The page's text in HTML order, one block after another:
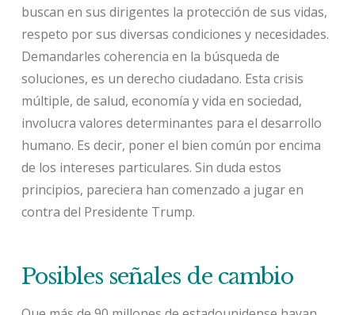
buscan en sus dirigentes la protección de sus vidas,
respeto por sus diversas condiciones y necesidades.
Demandarles coherencia en la búsqueda de
soluciones, es un derecho ciudadano. Esta crisis
múltiple, de salud, economía y vida en sociedad,
involucra valores determinantes para el desarrollo
humano. Es decir, poner el bien común por encima
de los intereses particulares. Sin duda estos
principios, pareciera han comenzado a jugar en
contra del Presidente Trump.
Posibles señales de cambio